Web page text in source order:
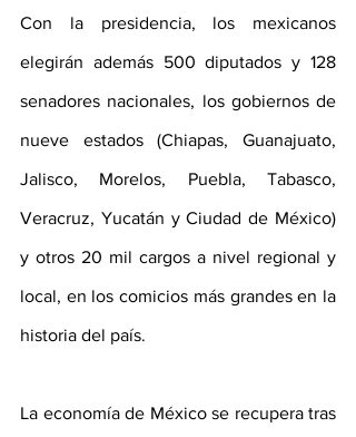
Con la presidencia, los mexicanos
elegirán además 500 diputados y 128
senadores nacionales, los gobiernos de
nueve estados (Chiapas, Guanajuato,
Jalisco, Morelos, Puebla, Tabasco,
Veracruz, Yucatán y Ciudad de México)
y otros 20 mil cargos a nivel regional y
local, en los comicios más grandes en la
historia del país.
La economía de México se recupera tras